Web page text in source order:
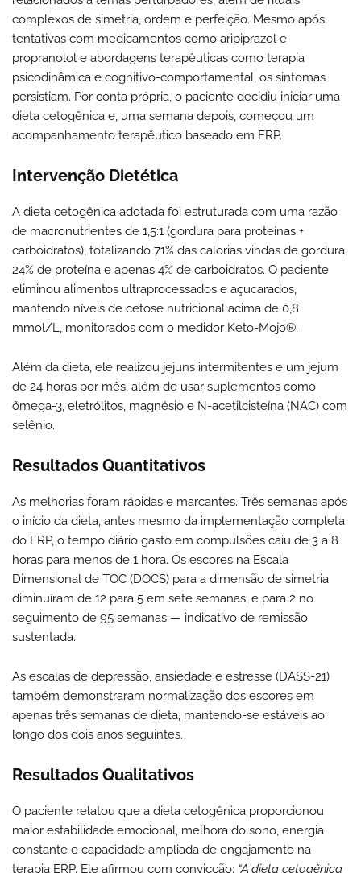
complexos de simetria, ordem e perfeição. Mesmo após
tentativas com medicamentos como aripiprazol e
propranolol e abordagens terapêuticas como terapia
psicodinâmica e cognitivo-comportamental, os sintomas
persistiam. Por conta própria, o paciente decidiu iniciar uma
dieta cetogênica e, uma semana depois, começou um
acompanhamento terapêutico baseado em ERP.
Intervenção Dietética
A dieta cetogênica adotada foi estruturada com uma razão
de macronutrientes de 1,5:1 (gordura para proteínas +
carboidratos), totalizando 71% das calorias vindas de gordura,
24% de proteína e apenas 4% de carboidratos. O paciente
eliminou alimentos ultraprocessados e açucarados,
mantendo níveis de cetose nutricional acima de 0,8
mmol/L, monitorados com o medidor Keto-Mojo®.
Além da dieta, ele realizou jejuns intermitentes e um jejum
de 24 horas por mês, além de usar suplementos como
ômega-3, eletrólitos, magnésio e N-acetilcisteína (NAC) com
selênio.
Resultados Quantitativos
As melhorias foram rápidas e marcantes. Três semanas após
o início da dieta, antes mesmo da implementação completa
do ERP, o tempo diário gasto em compulsões caiu de 3 a 8
horas para menos de 1 hora. Os escores na Escala
Dimensional de TOC (DOCS) para a dimensão de simetria
diminuíram de 12 para 5 em sete semanas, e para 2 no
seguimento de 95 semanas — indicativo de remissão
sustentada.
As escalas de depressão, ansiedade e estresse (DASS-21)
também demonstraram normalização dos escores em
apenas três semanas de dieta, mantendo-se estáveis ao
longo dos dois anos seguintes.
Resultados Qualitativos
O paciente relatou que a dieta cetogênica proporcionou
maior estabilidade emocional, melhora do sono, energia
constante e capacidade ampliada de engajamento na
terapia ERP. Ele afirmou com convicção: “A dieta cetogênica